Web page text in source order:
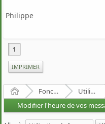
Philippe
1
IMPRIMER
Accueil Fonctionnement du forum
Utilisation du forum
Modifier l'heure de vos